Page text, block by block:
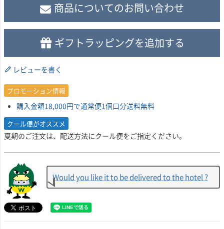
商品についてのお問い合わせ
ギフトラッピングを追加する
レビューを書く
プロモーション情報
購入金額18,000円で通常便1個口分送料無料
クール便がオススメ
夏期のご注文は、配送方法にクール便をご指定ください。
Would you like it to be delivered to the hotel ?